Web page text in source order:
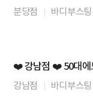
분당점 바디부스
❤️ 강남점 ❤️ 50대에
강남점 바디부스